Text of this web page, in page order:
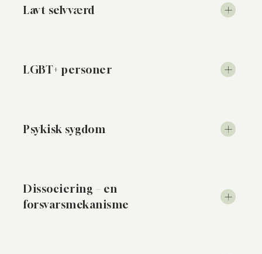
Lavt selvværd
LGBT+ personer
Psykisk sygdom
Dissociering – en
forsvarsmekanisme